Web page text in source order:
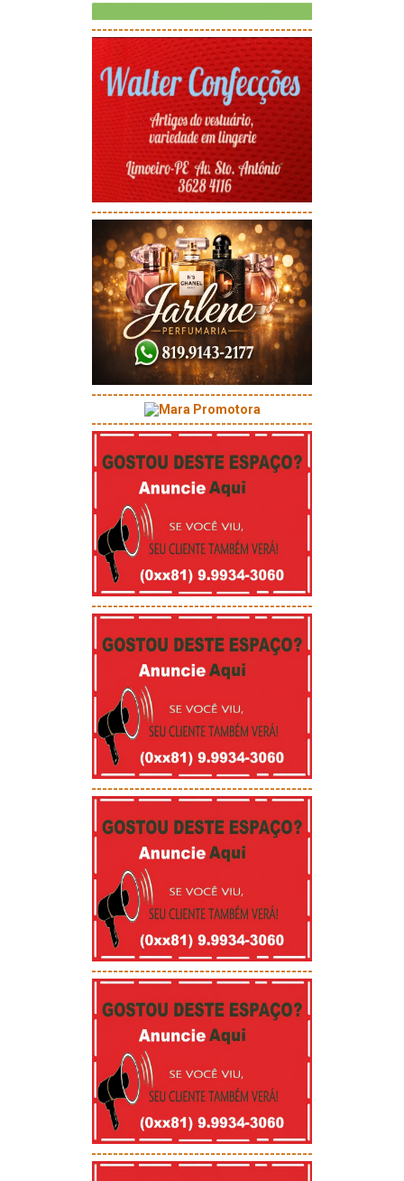
-----------------------------------------
-----------------------------------------
-----------------------------------------
-----------------------------------------
-----------------------------------------
-----------------------------------------
-----------------------------------------
-----------------------------------------